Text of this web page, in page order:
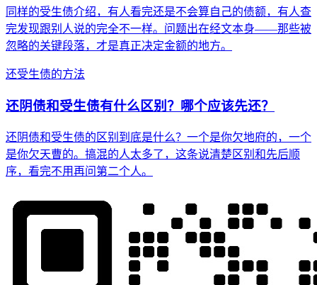
同样的受生债介绍，有人看完还是不会算自己的债额，有人查
完发现跟别人说的完全不一样。问题出在经文本身——那些被
忽略的关键段落，才是真正决定金额的地方。
还受生债的方法
还阴债和受生债有什么区别？哪个应该先还？
还阴债和受生债的区别到底是什么？一个是你欠地府的，一个
是你欠天曹的。搞混的人太多了，这条说清楚区别和先后顺
序，看完不用再问第二个人。